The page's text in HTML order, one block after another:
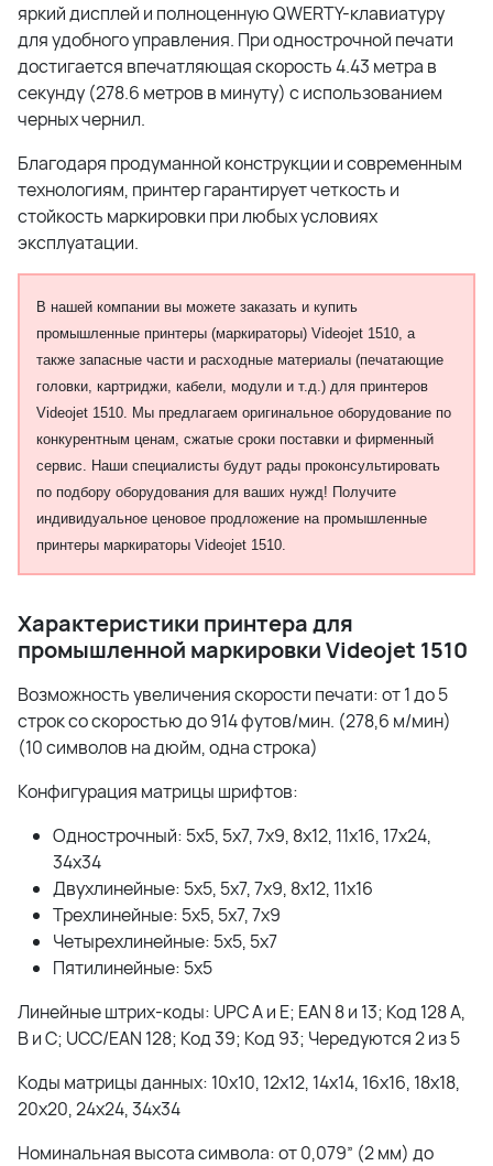
яркий дисплей и полноценную QWERTY-клавиатуру
для удобного управления. При однострочной печати
достигается впечатляющая скорость 4.43 метра в
секунду (278.6 метров в минуту) с использованием
черных чернил.
Благодаря продуманной конструкции и современным
технологиям, принтер гарантирует четкость и
стойкость маркировки при любых условиях
эксплуатации.
В нашей компании вы можете заказать и купить
промышленные принтеры (маркираторы) Videojet 1510, а
также запасные части и расходные материалы (печатающие
головки, картриджи, кабели, модули и т.д.) для принтеров
Videojet 1510. Мы предлагаем оригинальное оборудование по
конкурентным ценам, сжатые сроки поставки и фирменный
сервис. Наши специалисты будут рады проконсультировать
по подбору оборудования для ваших нужд! Получите
индивидуальное ценовое продложение на промышленные
принтеры маркираторы Videojet 1510.
Характеристики принтера для
промышленной маркировки Videojet 1510
Возможность увеличения скорости печати: от 1 до 5
строк со скоростью до 914 футов/мин. (278,6 м/мин)
(10 символов на дюйм, одна строка)
Конфигурация матрицы шрифтов:
Однострочный: 5x5, 5x7, 7x9, 8x12, 11x16, 17x24,
34x34
Двухлинейные: 5x5, 5x7, 7x9, 8x12, 11x16
Трехлинейные: 5x5, 5x7, 7x9
Четырехлинейные: 5x5, 5x7
Пятилинейные: 5x5
Линейные штрих-коды: UPC A и E; EAN 8 и 13; Код 128 A,
B и C; UCC/EAN 128; Код 39; Код 93; Чередуются 2 из 5
Коды матрицы данных: 10x10, 12x12, 14x14, 16x16, 18x18,
20x20, 24x24, 34x34
Номинальная высота символа: от 0,079” (2 мм) до